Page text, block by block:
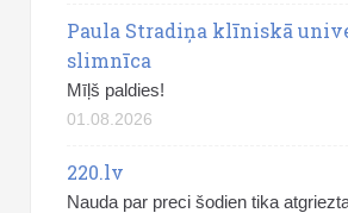
Paula Stradiņa klīniskā
slimnīca
Mīļš paldies!
01.08.2026
220.lv
Nauda par preci šodien tika